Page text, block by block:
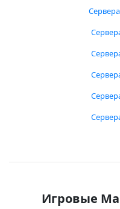
Игровые